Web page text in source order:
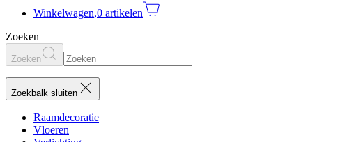
Winkelwagen,0 artikelen
Zoeken
Zoeken
Zoekbalk sluiten
Raamdecoratie
Vloeren